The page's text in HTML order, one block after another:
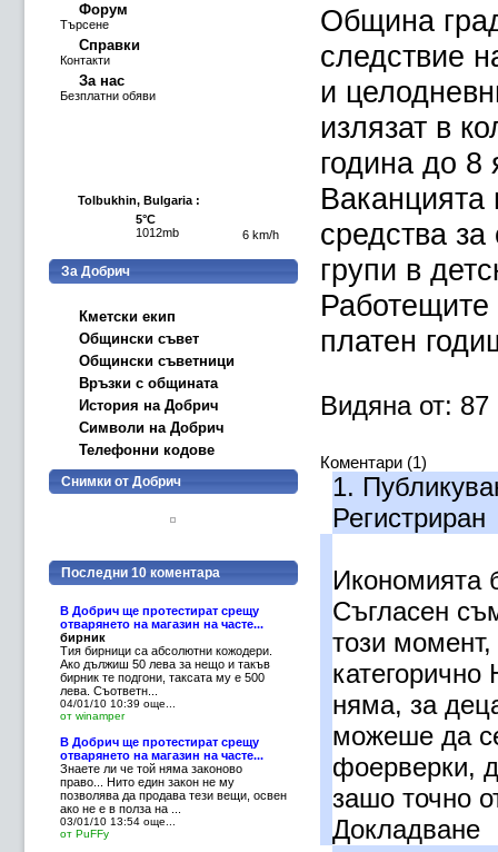
Форум
Търсене
Справки
Контакти
За нас
Безплатни обяви
Tolbukhin, Bulgaria :
5°C
1012mb
6 km/h
За Добрич
Кметски екип
Общински съвет
Общински съветници
Връзки с общината
История на Добрич
Символи на Добрич
Телефонни кодове
Снимки от Добрич
Последни 10 коментара
В Добрич ще протестират срещу
отварянето на магазин на часте...
бирник
Тия бирници са абсолютни кожодери.
Ако дължиш 50 лева за нещо и такъв
бирник те подгони, таксата му е 500
лева. Съответн...
04/01/10 10:39 още...
от winamper
В Добрич ще протестират срещу
отварянето на магазин на часте...
Знаете ли че той няма законово
право... Нито един закон не му
позволява да продава тези вещи, освен
ако не е в полза на ...
03/01/10 13:54 още...
от PuFFy
Община
следствие
и
излязат в
година до 8
средства
групи в
Работещите
платен
Видяна от: 87
Коментари (1)
1.
Регистриран
Икономията
Съгласен
този момент,
няма, за
можеше да
фоерверки,
зашо точно
Докладване